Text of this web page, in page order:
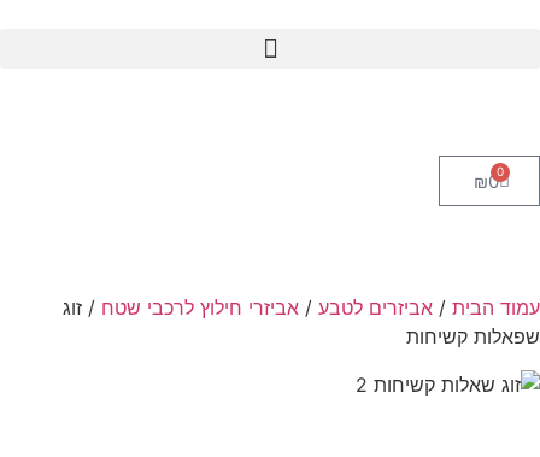
₪00
עמוד הבית / אביזרים לטבע / אביזרי חילוץ לרכבי שטח / זוג
שפאלות קשיחות